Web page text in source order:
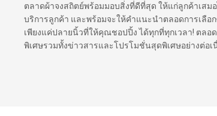
ตลาดผ้าจงสถิตย์พร้อมมอบสิ่งที่ดีที่สุด ให้แก่ลูกค้าเสม
บริการลูกค้า และพร้อมจะให้คำแนะนำตลอดการเลื
เพียงแค่ปลายนิ้วที่ให้คุณชอปปิ้ง ได้ทุกที่ทุกเวลา! ตลอ
พิเศษรวมทั้งข่าวสารและโปรโมชั่นสุดพิเศษอย่างต่อ